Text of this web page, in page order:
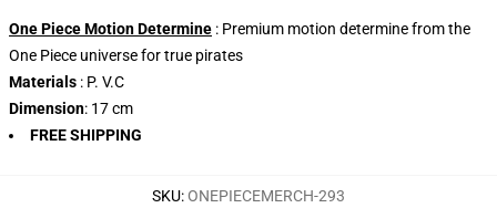
One Piece Motion Determine : Premium motion determine from the
One Piece universe for true pirates
Materials : P. V.C
Dimension: 17 cm
FREE SHIPPING
SKU:ONEPIECEMERCH-293